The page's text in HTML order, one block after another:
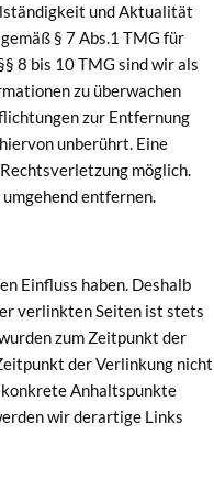
und Aktualität
§ 7 Abs.1 TMG für
8 bis 10 TMG sind wir als
zu überwachen
zur Entfernung
unberührt. Eine
möglich.
entfernen.
Einfluss haben. Deshalb
verlinkten Seiten ist stets
zum Zeitpunkt der
der Verlinkung nicht
Anhaltspunkte
wir derartige Links